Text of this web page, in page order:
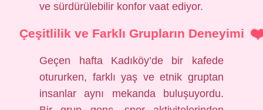
ve sürdürülebilir konfor vaat ediyor.
Çeşitlilik ve Farklı Grupların Deneyimi
Geçen hafta Kadıköy’de bir kafede
otururken, farklı yaş ve etnik gruptan
insanlar aynı mekanda buluşuyordu.